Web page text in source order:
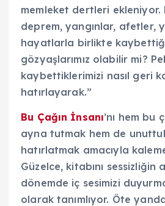
memleket dertleri ekleniyor.
deprem, yangınlar, afetler,
hayatlarla birlikte
gözyaşlarımız olabilir mi?
kaybettiklerimizi nasıl geri
hatırlayarak.”
Bu Çağın İnsanı’nı hem bu
ayna tutmak hem de
hatırlatmak amacıyla
Güzelce, kitabını sessizliğin
dönemde iç sesimizi
olarak tanımlıyor. Öte